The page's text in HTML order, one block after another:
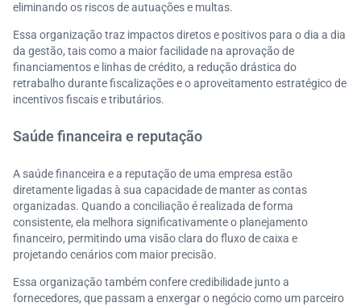
eliminando os riscos de autuações e multas.
Essa organização traz impactos diretos e positivos para o dia a dia
da gestão, tais como a maior facilidade na aprovação de
financiamentos e linhas de crédito, a redução drástica do
retrabalho durante fiscalizações e o aproveitamento estratégico de
incentivos fiscais e tributários.
Saúde financeira e reputação
A saúde financeira e a reputação de uma empresa estão
diretamente ligadas à sua capacidade de manter as contas
organizadas. Quando a conciliação é realizada de forma
consistente, ela melhora significativamente o planejamento
financeiro, permitindo uma visão clara do fluxo de caixa e
projetando cenários com maior precisão.
Essa organização também confere credibilidade junto a
fornecedores, que passam a enxergar o negócio como um parceiro